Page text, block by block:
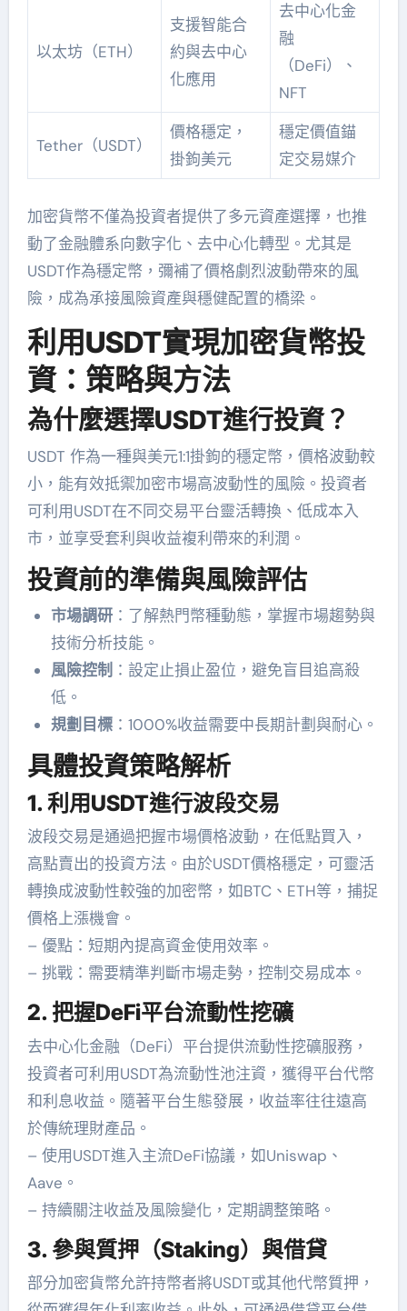
以太坊（ETH）
支援智能合
約與去中心
化應用
去中心化金
融
（DeFi）、
NFT
Tether（USDT）
價格穩定，
掛鉤美元
穩定價值錨
定交易媒介
加密貨幣不僅為投資者提供了多元資產選擇，也推
動了金融體系向數字化、去中心化轉型。尤其是
USDT作為穩定幣，彌補了價格劇烈波動帶來的風
險，成為承接風險資產與穩健配置的橋梁。
利用USDT實現加密貨幣投
資：策略與方法
為什麼選擇USDT進行投資？
USDT 作為一種與美元1:1掛鉤的穩定幣，價格波動較
小，能有效抵禦加密市場高波動性的風險。投資者
可利用USDT在不同交易平台靈活轉換、低成本入
市，並享受套利與收益複利帶來的利潤。
投資前的準備與風險評估
市場調研：了解熱門幣種動態，掌握市場趨勢與
技術分析技能。
風險控制 ：設定止損止盈位，避免盲目追高殺
低。
規劃目標：1000%收益需要中長期計劃與耐心。
具體投資策略解析
1. 利用USDT進行波段交易
波段交易是通過把握市場價格波動，在低點買入，
高點賣出的投資方法。由於USDT價格穩定，可靈活
轉換成波動性較強的加密幣，如BTC、ETH等，捕捉
價格上漲機會。
– 優點：短期內提高資金使用效率。
– 挑戰：需要精準判斷市場走勢，控制交易成本。
2. 把握DeFi平台流動性挖礦
去中心化金融（DeFi）平台提供流動性挖礦服務，
投資者可利用USDT為流動性池注資，獲得平台代幣
和利息收益。隨著平台生態發展，收益率往往遠高
於傳統理財產品。
– 使用USDT進入主流DeFi協議，如Uniswap、
Aave。
– 持續關注收益及風險變化，定期調整策略。
3. 參與質押（Staking）與借貸
部分加密貨幣允許持幣者將USDT或其他代幣質押，